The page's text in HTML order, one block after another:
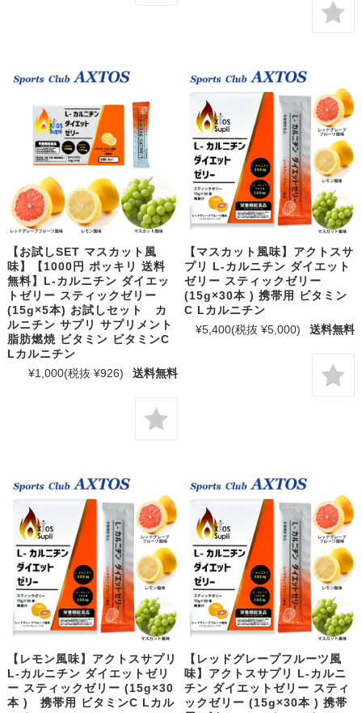
【お試しSET マスカット風
味】【1000円 ポッキリ 送料
無料】L-カルニチン ダイエッ
トゼリー スティックゼリー
(15g×5本) お試しセット カ
ルニチン サプリ サプリメント
脂肪燃焼 ビタミン ビタミンC
Lカルニチン
¥1,000(税抜 ¥926) 送料無料
【マスカット風味】アクトスサ
プリ L-カルニチン ダイエット
ゼリー スティックゼリー
(15g×30本 ) 携帯用 ビタミン
C Lカルニチン
¥5,400(税抜 ¥5,000) 送料無料
【レモン風味】アクトスサプリ
L-カルニチン ダイエットゼリ
ー スティックゼリー (15g×30
本 ) 携帯用 ビタミンC Lカル
【レッドグレープフルーツ風
味】アクトスサプリ L-カルニ
チン ダイエットゼリー スティ
ックゼリー (15g×30本 ) 携帯